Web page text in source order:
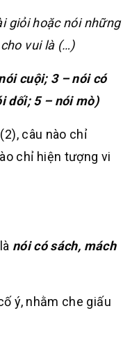
giỏi hoặc nói những
vui là (…)
cuội; 3 – nói có
dối; 5 – nói mò)
câu nào chỉ
chỉ hiện tượng vi
nói có sách, mách
ý, nhằm che giấu